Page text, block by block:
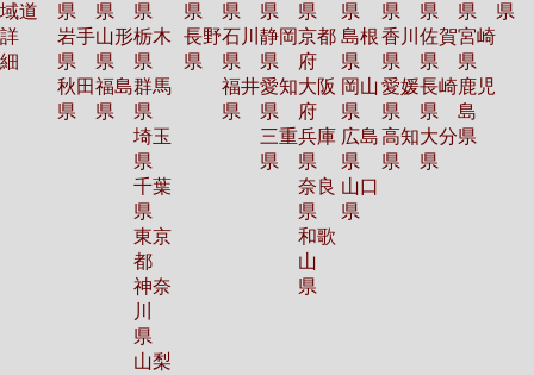
域
詳
細
道 県
岩手
県
秋田
県
県
山形
県
福島
県
県
栃木
県
群馬
県
埼玉
県
千葉
県
東京
都
神奈
川
県
山梨
県
長野
県
県
石川
県
福井
県
県
静岡
県
愛知
県
三重
県
県
京都
府
大阪
府
兵庫
県
奈良
県
和歌
山
県
県
島根
県
岡山
県
広島
県
山口
県
県
香川
県
愛媛
県
高知
県
県
佐賀
県
長崎
県
大分
県
県
宮崎
県
鹿児
島
県
県